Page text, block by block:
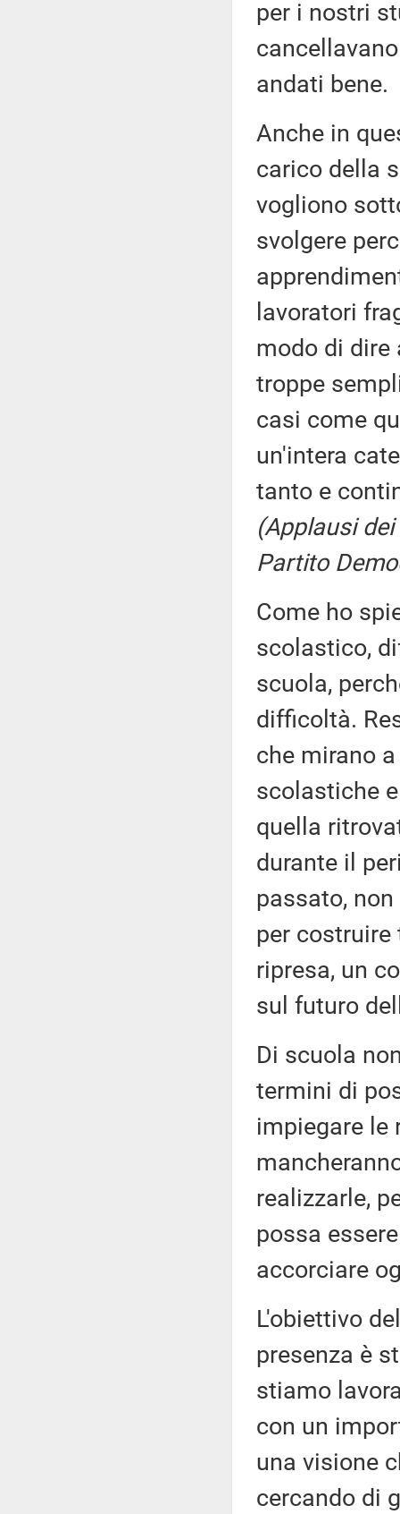
per i nostri
andati bene.
Anche in
carico della
vogliono
svolgere
lavoratori
modo di dire
troppe
casi come
un'intera
tanto e
(Applausi
Partito
Come ho
scolastico,
scuola,
difficoltà.
che mirano
scolastiche
quella
durante il
passato,
per
ripresa, un
sul futuro
Di scuola
termini di
impiegare le
realizzarle,
possa
accorciare
L'obiettivo
presenza è
stiamo
con un
una visione
cercando di